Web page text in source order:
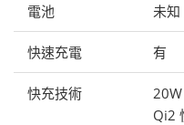
電池 未知
快速充電 有
快充技術
Qi2